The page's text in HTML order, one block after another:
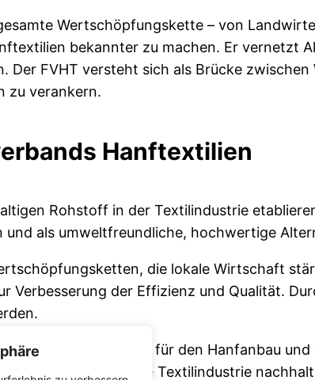
Wertschöpfungskette – von
bekannter zu machen. Er
Der FVHT versteht sich als Brücke
zu verankern.
Hanftextilien
Rohstoff in der Textilindustrie
und als umweltfreundliche, hochwertige
die lokale Wirtschaft
Verbesserung der Effizienz und Qualität.
Unterstützung für den Hanfanbau
werden. Ziel ist es, die Textilindustrie